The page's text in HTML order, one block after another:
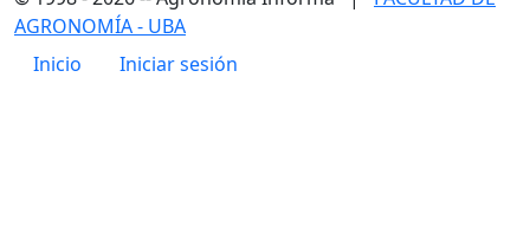
AGRONOMÍA - UBA
Menú de cuenta de usuario
Inicio Iniciar sesión